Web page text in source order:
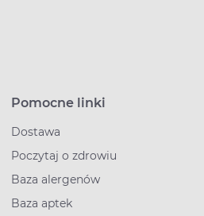
Pomocne linki
Dostawa
Poczytaj o zdrowiu
Baza alergenów
Baza aptek